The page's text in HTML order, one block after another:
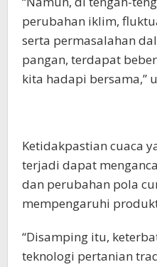
hambatan dalam
pangan,” papar Roni
Dalam berbagai
peluang bagi kita
“Pelatihan Usaha Tani
Bank Indonesia
mengambil langkah
Pelatihan untuk